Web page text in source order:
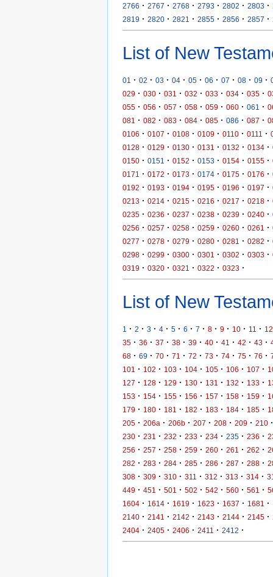
2766 · 2767 · 2768 · 2793 · 2802 · 2803 ·
2819 · 2820 · 2821 · 2855 · 2856 · 2857 ·
List of New
01 · 02 · 03 · 04 · 05 · 06 · 07 · 08 · 09 ·
029 · 030 · 031 · 032 · 033 · 034 · 035 ·
055 · 056 · 057 · 058 · 059 · 060 · 061 ·
081
· 082 · 083 · 084 · 085 · 086 · 087 ·
0106 · 0107 · 0108 · 0109 · 0110 · 0111 ·
0128 · 0129 · 0130 · 0131 · 0132 · 0134 ·
0150 · 0151 · 0152 · 0153 · 0154 · 0155 ·
0171
· 0172 · 0173 · 0174 · 0175 · 0176 ·
0192 · 0193 · 0194 · 0195 · 0196 · 0197 ·
0213 · 0214 · 0215 · 0216 · 0217 · 0218 ·
0235 · 0236 · 0237 · 0238 · 0239 · 0240 ·
0256 · 0257 · 0258 · 0259 · 0260 · 0261 ·
0277 · 0278 · 0279 · 0280 · 0281 · 0282 ·
0298 · 0299 · 0300 · 0301 · 0302 · 0303 ·
0319 · 0320 · 0321 · 0322 · 0323 ·
List of New
1 · 2 · 3 · 4 · 5 · 6 · 7 · 8 · 9 · 10 · 11 · 12
35 · 36 · 37 · 38 · 39 · 40 · 41 · 42 · 43 ·
68 · 69 · 70 · 71 · 72 · 73 · 74 · 75 · 76 ·
101
· 102 · 103 · 104 · 105 · 106 · 107 ·
127 · 128 · 129 · 130 · 131 · 132 · 133 ·
153 · 154 · 155 · 156 · 157 · 158 · 159 ·
179 · 180 · 181 · 182 · 183 · 184 · 185 ·
205 · 206a · 206b · 207 · 208 · 209 · 210 ·
230 · 231 · 232 · 233 · 234 · 235 · 236 ·
256 · 257 · 258 · 259 · 260 · 261 · 262 ·
282 · 283 · 284 · 285 · 286 · 287 · 288 ·
308 · 309 · 310 · 311 · 312 · 313 · 314 ·
449 · 451 · 501 · 502 · 542 · 560 · 561 ·
1604 · 1614 · 1619 · 1623 · 1637 · 1681 ·
2140 · 2141 · 2142 · 2143 · 2144 · 2145 ·
2404 · 2405 · 2406 · 2411 · 2412 ·